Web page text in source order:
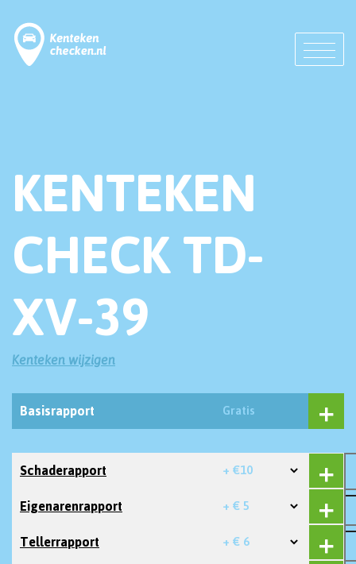
KENTEKEN
CHECK TD-
XV-39
Kenteken wijzigen
Basisrapport Gratis
Schaderapport + €10
Eigenarenrapport + € 5
Tellerrapport + € 6